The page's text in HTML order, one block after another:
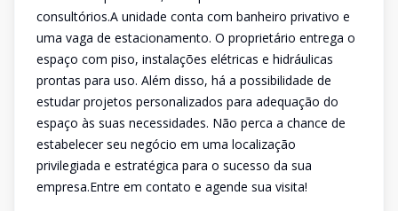
consultórios.A unidade conta com banheiro privativo e
uma vaga de estacionamento. O proprietário entrega o
espaço com piso, instalações elétricas e hidráulicas
prontas para uso. Além disso, há a possibilidade de
estudar projetos personalizados para adequação do
espaço às suas necessidades. Não perca a chance de
estabelecer seu negócio em uma localização
privilegiada e estratégica para o sucesso da sua
empresa.Entre em contato e agende sua visita!